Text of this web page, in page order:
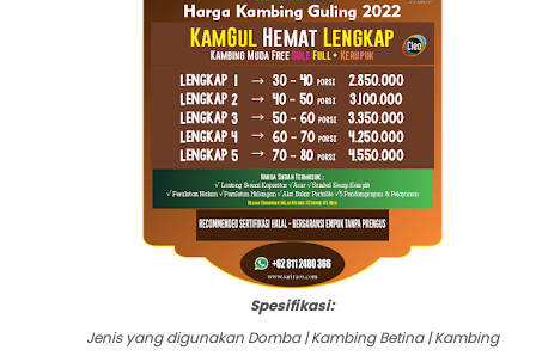
Spesifikasi:
Jenis yang digunakan Domba | Kambing Betina | Kambing